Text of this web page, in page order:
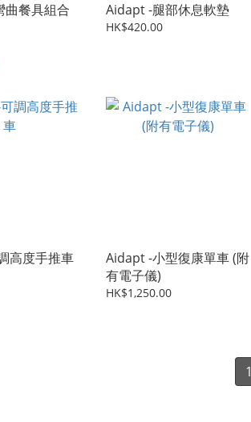
餐具組合
Aidapt -腿部休息軟墊
HK$420.00
高度手推車
Aidapt -小型復康單車 (附
有電子儀)
HK$1,250.00
1